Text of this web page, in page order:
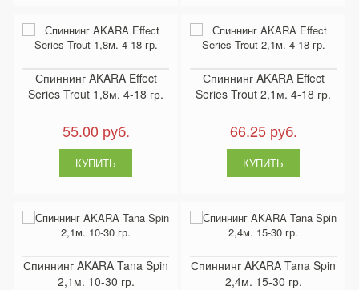
Спиннинг AKARA Effect
Series Trout 1,8м. 4-18 гр.
55.00 руб.
Спиннинг AKARA Effect
Series Trout 2,1м. 4-18 гр.
66.25 руб.
Спиннинг AKARA Tana Spin
2,1м. 10-30 гр.
Спиннинг AKARA Tana Spin
2,4м. 15-30 гр.